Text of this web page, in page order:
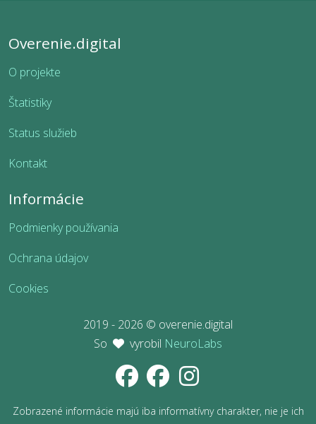
Overenie.digital
O projekte
Štatistiky
Status služieb
Kontakt
Informácie
Podmienky používania
Ochrana údajov
Cookies
2019 - 2026 © overenie.digital
So
vyrobil NeuroLabs
Zobrazené informácie majú iba informatívny charakter, nie je ich